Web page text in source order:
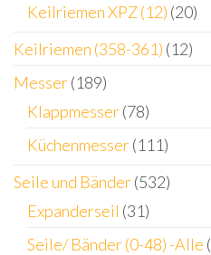
Keilriemen XPZ (12) (20)
Keilriemen (358-361) (12)
Messer(189)
Klappmesser(78)
Küchenmesser(111)
Seile und Bänder(532)
Expanderseil (31)
Seile/ Bänder (0-48) -Alle